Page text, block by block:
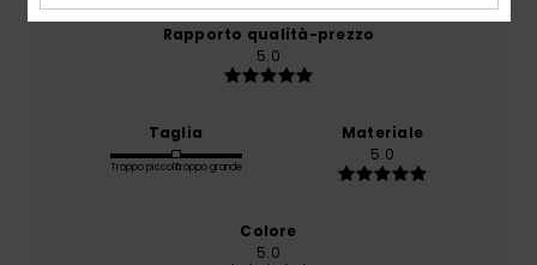
Rapporto qualità-prezzo
5.0
Taglia
Troppo piccoloTroppo grande
Materiale
5.0
Colore
5.0